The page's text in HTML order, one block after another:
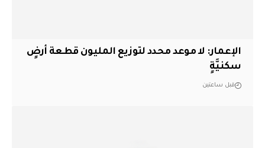
الإعمار: لا موعد محدد لتوزيع المليون قطعة أرضٍ
سكنيَّةٍ
قبل ساعتين